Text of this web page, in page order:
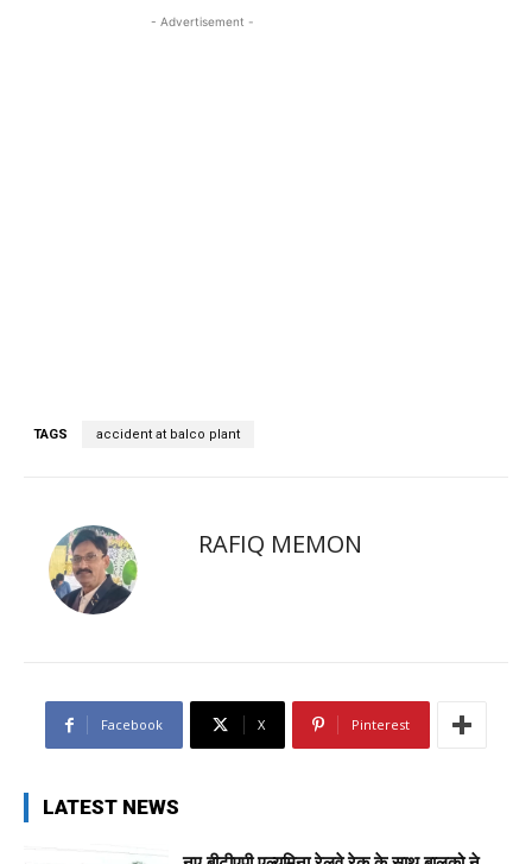
- Advertisement -
TAGS accident at balco plant
RAFIQ MEMON
Facebook X Pinterest
LATEST NEWS